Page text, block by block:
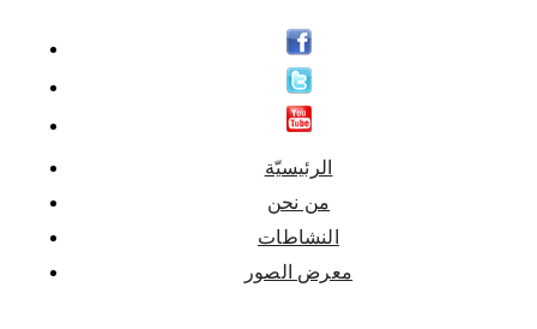
الرئيسيّة
من نحن
النشاطات
معرض الصور